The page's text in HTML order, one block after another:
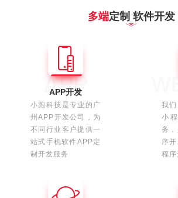
多端定制 软件开发
APP开发
小跑科技是专业的广
州APP开发公司，为
不同行业客户提供一
站式手机软件APP定
制开发服务
我
小
务
序
程序